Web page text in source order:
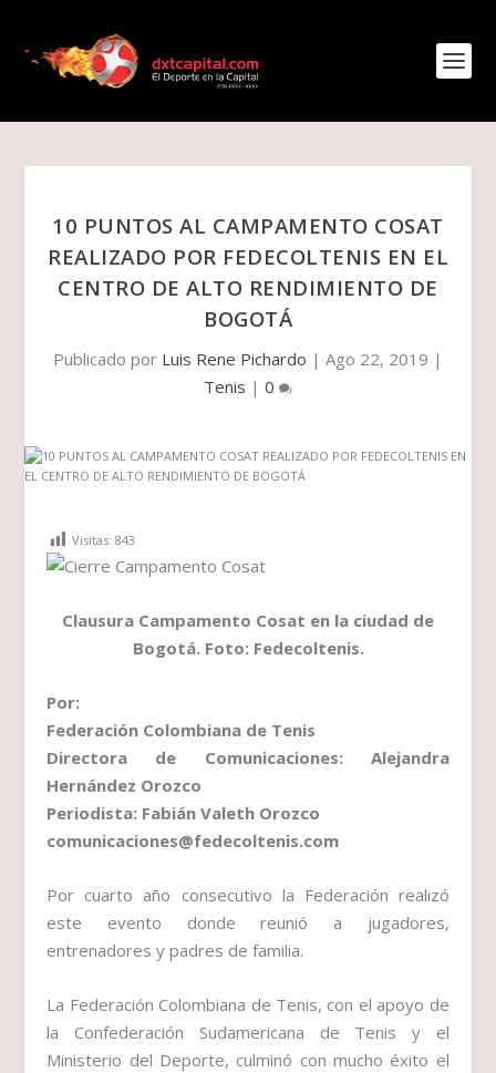
10 PUNTOS AL CAMPAMENTO COSAT
REALIZADO POR FEDECOLTENIS EN EL
CENTRO DE ALTO RENDIMIENTO DE
BOGOTÁ
Publicado por Luis Rene Pichardo | Ago 22, 2019 |
Tenis | 0
Visitas: 843
Clausura Campamento Cosat en la ciudad de
Bogotá. Foto: Fedecoltenis.
Por:
Federación Colombiana de Tenis
Directora de Comunicaciones: Alejandra
Hernández Orozco
Periodista: Fabián Valeth Orozco
comunicaciones@fedecoltenis.com
Por cuarto año consecutivo la Federación realizó
este evento donde reunió a jugadores,
entrenadores y padres de familia.
La Federación Colombiana de Tenis, con el apoyo de
la Confederación Sudamericana de Tenis y el
Ministerio del Deporte, culminó con mucho éxito el